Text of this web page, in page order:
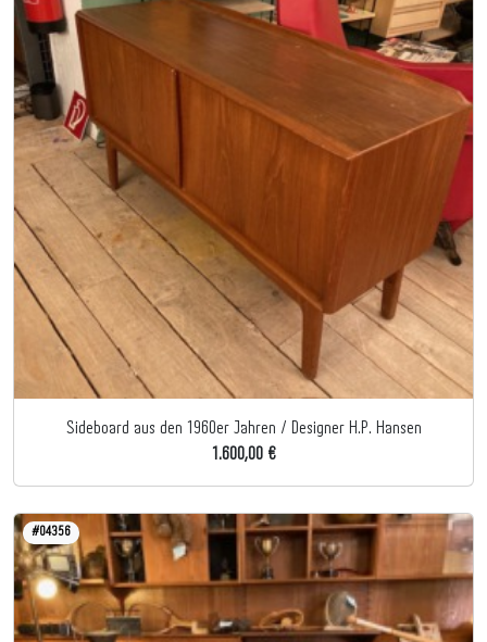
Sideboard aus den 1960er Jahren / Designer H.P. Hansen
1.600,00 €
#04356